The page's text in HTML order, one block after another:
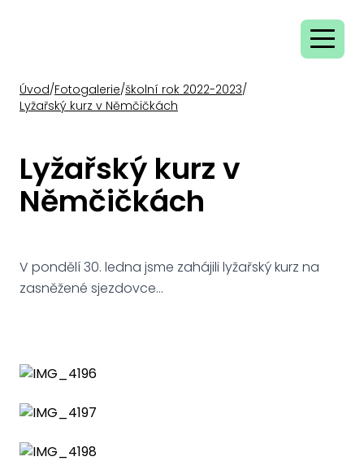
Úvod/Fotogalerie/školní rok 2022-2023/
Lyžařský kurz v Němčičkách
Lyžařský kurz v
Němčičkách
V pondělí 30. ledna jsme zahájili lyžařský kurz na
zasněžené sjezdovce…